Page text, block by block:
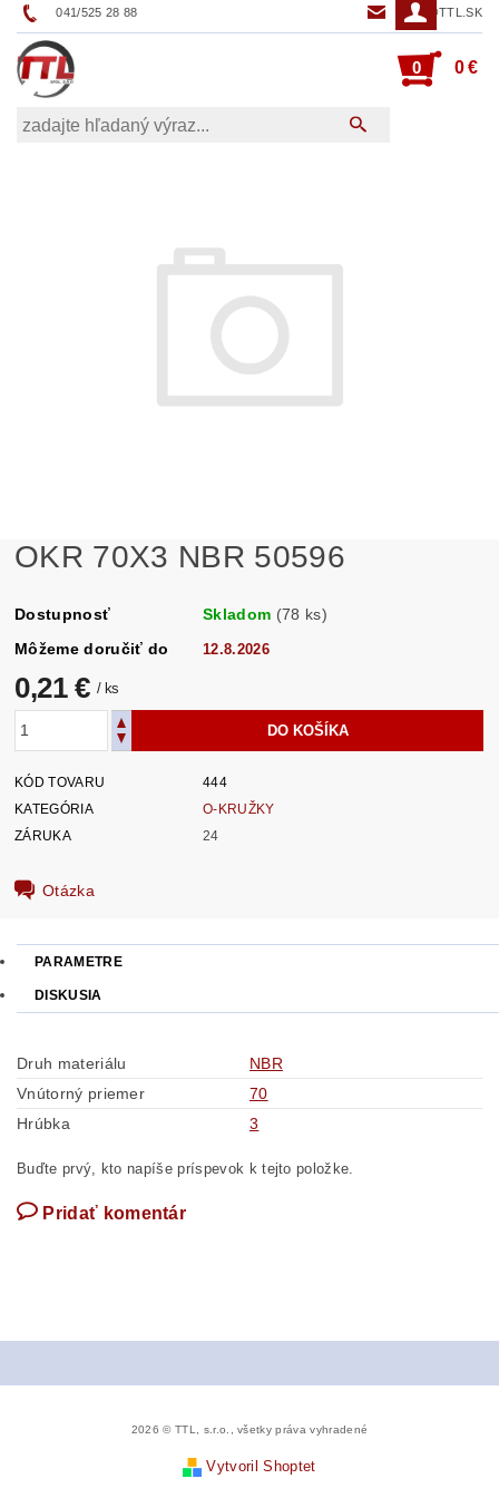
041/525 28 88 TTL@TTL.SK
0 0 €
OKR 70X3 NBR 50596
Dostupnosť Skladom (78 ks)
Môžeme doručiť do
12.8.2026
0,21 € / ks
KÓD TOVARU
444
KATEGÓRIA
O-KRUŽKY
ZÁRUKA
24
Otázka
PARAMETRE
DISKUSIA
Druh materiálu
NBR
Vnútorný priemer
70
Hrúbka
3
Buďte prvý, kto napíše príspevok k tejto položke.
Pridať komentár
2026 © TTL, s.r.o., všetky práva vyhradené
Vytvoril Shoptet